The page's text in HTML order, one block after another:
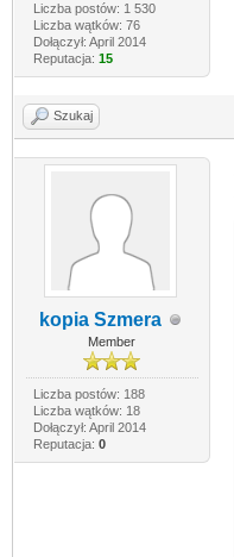
Liczba postów: 1 530
Liczba wątków: 76
Dołączył: April 2014
Reputacja: 15
Szukaj
kopia Szmera
Member
Liczba postów: 188
Liczba wątków: 18
Dołączył: April 2014
Reputacja: 0